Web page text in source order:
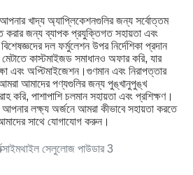
খাদ্য অ্যাপ্লিকেশনগুলির জন্য সর্বোত্তম
করার জন্য ব্যাপক প্রযুক্তিগত সহায়তা এবং
দল ফর্মুলেশন উপর নির্দেশিকা প্রদান
মেটাতে কাস্টমাইজড সমাধানও অফার করি, যার
এবং অপ্টিমাইজেশন।গুণমান এবং নিরাপত্তার
আমরা আমাদের পণ্যগুলির জন্য পুঙ্খানুপুঙ্খ
করি, পাশাপাশি চলমান সহায়তা এবং প্রশিক্ষণ।
লক্ষ্য অর্জনে আমরা কীভাবে সহায়তা করতে
সাথে যোগাযোগ করুন।